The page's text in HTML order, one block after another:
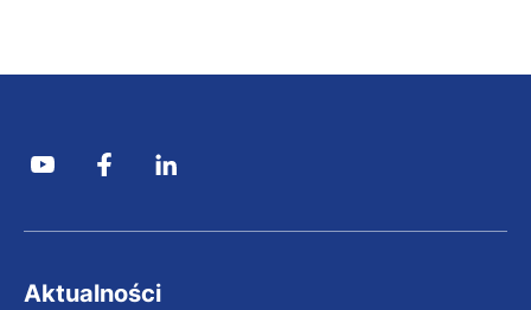
Aktualności